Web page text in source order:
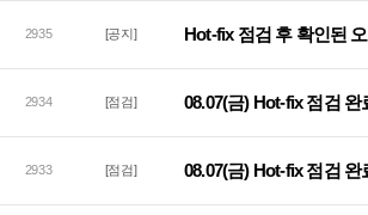
2935 [공지] Hot-fix 점검 후 확인된
2934 [점검] 08.07(금) Hot-fix 점검 완
2933 [점검] 08.07(금) Hot-fix 점검